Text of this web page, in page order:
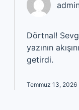
Dörtnal!
yazının
getirdi.
Temmuz 13, 2026